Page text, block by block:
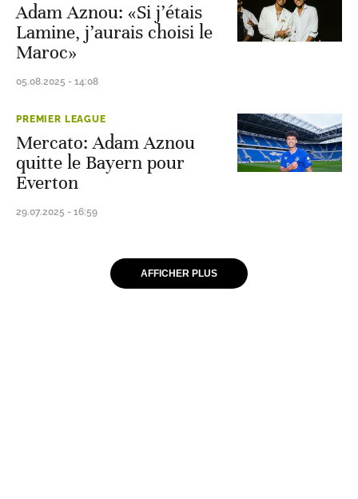
Adam Aznou: «Si j’étais
Lamine, j’aurais choisi le
Maroc»
05.08.2025 - 14:08
PREMIER LEAGUE
Mercato: Adam Aznou
quitte le Bayern pour
Everton
29.07.2025 - 16:59
AFFICHER PLUS